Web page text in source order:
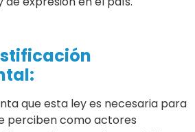
que esta ley es necesaria para
perciben como actores